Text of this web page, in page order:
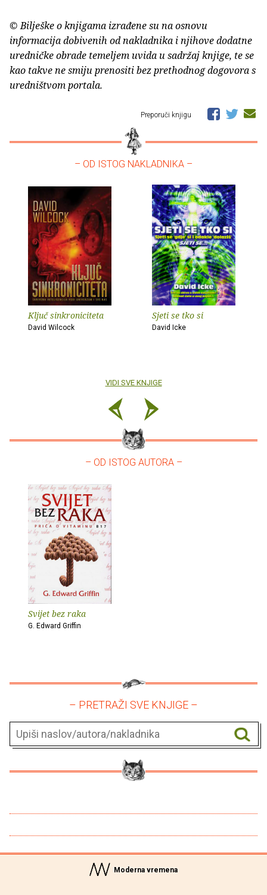
© Bilješke o knjigama izrađene su na osnovu
informacija dobivenih od nakladnika i njihove dodatne
uredničke obrade temeljem uvida u sadržaj knjige, te se
kao takve ne smiju prenositi bez prethodnog dogovora s
uredništvom portala.
Preporuči knjigu
– OD ISTOG NAKLADNIKA –
Ključ sinkroniciteta
David Wilcock
Sjeti se tko si
David Icke
VIDI SVE KNJIGE
– OD ISTOG AUTORA –
Svijet bez raka
G. Edward Griffin
– PRETRAŽI SVE KNJIGE –
Moderna vremena